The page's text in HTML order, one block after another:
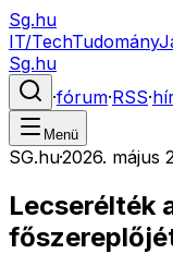
Sg.hu
IT/TechTudomány
Sg.hu
·fórum·RSS·
Menü
SG.hu·2026. május
Lecserélték